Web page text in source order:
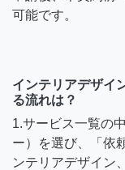
可能です。
インテリアデザイ
る流れは？
1.サービス一覧の
ー）を選び、「依
ンテリアデザイン